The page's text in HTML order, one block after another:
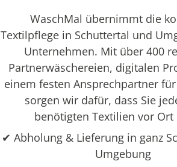
WaschMal übernimmt die
Textilpflege in Schuttertal und
Unternehmen. Mit über 400
Partnerwäschereien, digitalen
einem festen Ansprechpartner
sorgen wir dafür, dass Sie
benötigten Textilien vor Ort
✔ Abholung & Lieferung in ganz
Umgebung